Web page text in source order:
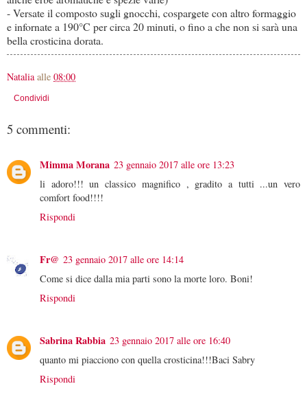
- Versate il composto sugli gnocchi, cospargete con altro formaggio
e infornate a 190°C per circa 20 minuti, o fino a che non si sarà una
bella crosticina dorata.
Natalia alle 08:00
Condividi
5 commenti:
Mimma Morana 23 gennaio 2017 alle ore 13:23
li adoro!!! un classico magnifico , gradito a tutti ...un vero
comfort food!!!!
Rispondi
Fr@ 23 gennaio 2017 alle ore 14:14
Come si dice dalla mia parti sono la morte loro. Boni!
Rispondi
Sabrina Rabbia 23 gennaio 2017 alle ore 16:40
quanto mi piacciono con quella crosticina!!!Baci Sabry
Rispondi